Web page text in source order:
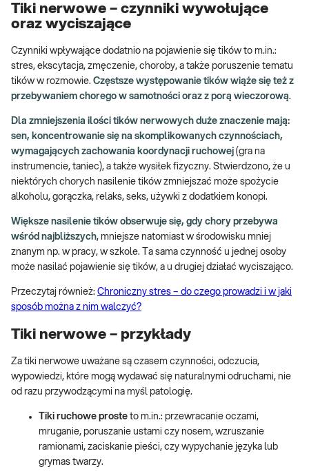
Tiki nerwowe – czynniki wywołujące
oraz wyciszające
Czynniki wpływające dodatnio na pojawienie się tików to m.in.:
stres, ekscytacja, zmęczenie, choroby, a także poruszenie tematu
tików w rozmowie. Częstsze występowanie tików wiąże się też z
przebywaniem chorego w samotności oraz z porą wieczorową.
Dla zmniejszenia ilości tików nerwowych duże znaczenie mają:
sen, koncentrowanie się na skomplikowanych czynnościach,
wymagających zachowania koordynacji ruchowej (gra na
instrumencie, taniec), a także wysiłek fizyczny. Stwierdzono, że u
niektórych chorych nasilenie tików zmniejszać może spożycie
alkoholu, gorączka, relaks, seks, używki z dodatkiem konopi.
Większe nasilenie tików obserwuje się, gdy chory przebywa
wśród najbliższych, mniejsze natomiast w środowisku mniej
znanym np. w pracy, w szkole. Ta sama czynność u jednej osoby
może nasilać pojawienie się tików, a u drugiej działać wyciszająco.
Przeczytaj również: Chroniczny stres – do czego prowadzi i w jaki
sposób można z nim walczyć?
Tiki nerwowe – przykłady
Za tiki nerwowe uważane są czasem czynności, odczucia,
wypowiedzi, które mogą wydawać się naturalnymi odruchami, nie
od razu przywodzącymi na myśl patologię.
Tiki ruchowe proste to m.in.: przewracanie oczami,
mruganie, poruszanie ustami czy nosem, wzruszanie
ramionami, zaciskanie pieści, czy wypychanie języka lub
grymas twarzy.